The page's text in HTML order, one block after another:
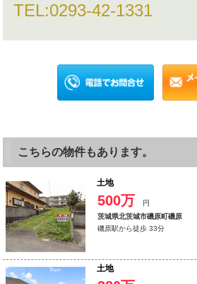
TEL:0293-42-1331
こちらの物件もあります。
土地
500万
円
茨城県北茨城市磯原町磯原
磯原駅から徒歩 33分
土地